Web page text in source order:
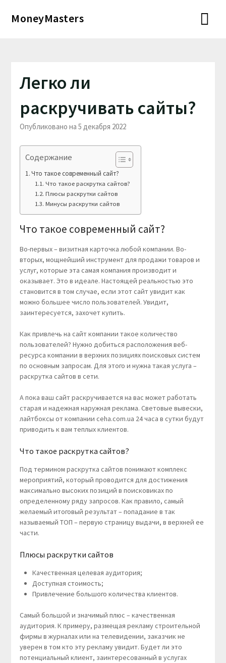
MoneyMasters
Легко ли
раскручивать сайты?
Опубликовано на 5 декабря 2022
Содержание
Что такое современный сайт?
Что такое раскрутка сайтов?
Плюсы раскрутки сайтов
Минусы раскрутки сайтов
Что такое современный сайт?
Во-первых – визитная карточка любой компании. Во-
вторых, мощнейший инструмент для продажи товаров и
услуг, которые эта самая компания производит и
оказывает. Это в идеале. Настоящей реальностью это
становится в том случае, если этот сайт увидит как
можно большее число пользователей. Увидит,
заинтересуется, захочет купить.
Как привлечь на сайт компании такое количество
пользователей? Нужно добиться расположения веб-
ресурса компании в верхних позициях поисковых систем
по основным запросам. Для этого и нужна такая услуга –
раскрутка сайтов в сети.
А пока ваш сайт раскручивается на вас может работать
старая и надежная наружная реклама. Световые вывески,
лайтбоксы от компании ceha.com.ua 24 часа в сутки будут
приводить к вам теплых клиентов.
Что такое раскрутка сайтов?
Под термином раскрутка сайтов понимают комплекс
мероприятий, который проводится для достижения
максимально высоких позиций в поисковиках по
определенному ряду запросов. Как правило, самый
желаемый итоговый результат – попадание в так
называемый ТОП – первую страницу выдачи, в верхней ее
части.
Плюсы раскрутки сайтов
Качественная целевая аудитория;
Доступная стоимость;
Привлечение большого количества клиентов.
Самый большой и значимый плюс – качественная
аудитория. К примеру, размещая рекламу строительной
фирмы в журналах или на телевидении, заказчик не
уверен в том кто эту рекламу увидит. Будет ли это
потенциальный клиент, заинтересованный в услугах